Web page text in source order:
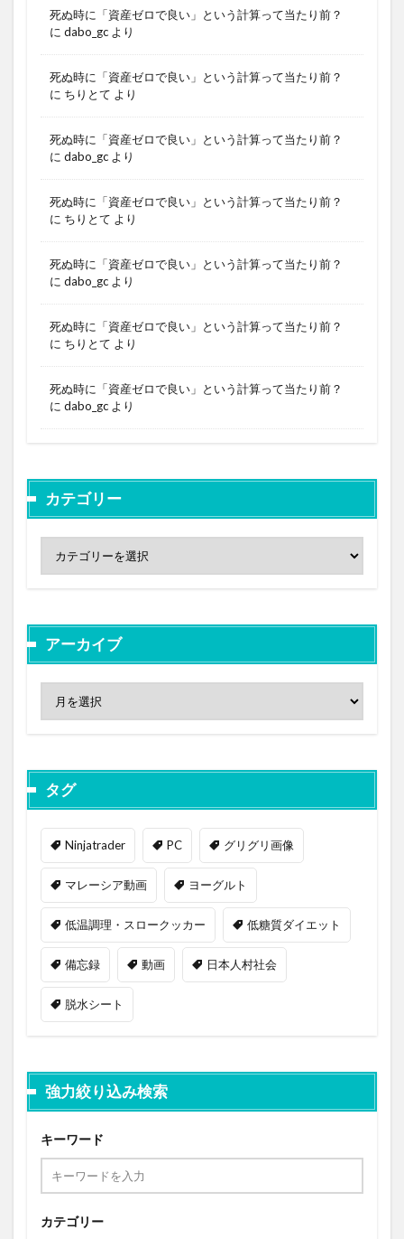
死ぬ時に「資産ゼロで良い」という計算って当たり前？
に dabo_gc より
死ぬ時に「資産ゼロで良い」という計算って当たり前？
に ちりとて より
死ぬ時に「資産ゼロで良い」という計算って当たり前？
に dabo_gc より
死ぬ時に「資産ゼロで良い」という計算って当たり前？
に ちりとて より
死ぬ時に「資産ゼロで良い」という計算って当たり前？
に dabo_gc より
死ぬ時に「資産ゼロで良い」という計算って当たり前？
に ちりとて より
死ぬ時に「資産ゼロで良い」という計算って当たり前？
に dabo_gc より
カテゴリー
アーカイブ
タグ
Ninjatrader PC グリグリ画像
マレーシア動画 ヨーグルト
低温調理・スロークッカー 低糖質ダイエット
備忘録 動画 日本人村社会
脱水シート
強力絞り込み検索
キーワード
カテゴリー